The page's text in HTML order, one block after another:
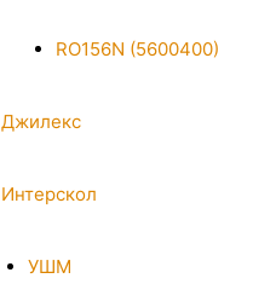
RO156N (5600400)
Джилекс
Интерскол
УШМ